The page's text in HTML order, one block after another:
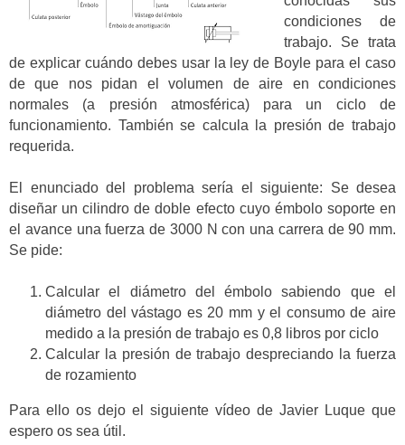
condiciones de
trabajo. Se trata
de explicar cuándo debes usar la ley de Boyle para el caso
de que nos pidan el volumen de aire en condiciones
normales (a presión atmosférica) para un ciclo de
funcionamiento. También se calcula la presión de trabajo
requerida.
El enunciado del problema sería el siguiente: Se desea
diseñar un cilindro de doble efecto cuyo émbolo soporte en
el avance una fuerza de 3000 N con una carrera de 90 mm.
Se pide:
Calcular el diámetro del émbolo sabiendo que el
diámetro del vástago es 20 mm y el consumo de aire
medido a la presión de trabajo es 0,8 libros por ciclo
Calcular la presión de trabajo despreciando la fuerza
de rozamiento
Para ello os dejo el siguiente vídeo de Javier Luque que
espero os sea útil.